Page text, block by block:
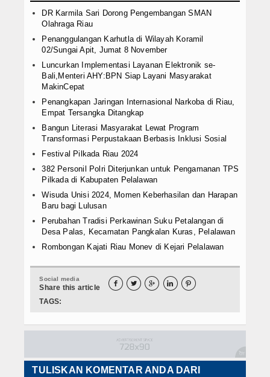
DR Karmila Sari Dorong Pengembangan SMAN
Olahraga Riau
Penanggulangan Karhutla di Wilayah Koramil
02/Sungai Apit, Jumat 8 November
Luncurkan Implementasi Layanan Elektronik se-
Bali,Menteri AHY:BPN Siap Layani Masyarakat
MakinCepat
Penangkapan Jaringan Internasional Narkoba di Riau,
Empat Tersangka Ditangkap
Bangun Literasi Masyarakat Lewat Program
Transformasi Perpustakaan Berbasis Inklusi Sosial
Festival Pilkada Riau 2024
382 Personil Polri Diterjunkan untuk Pengamanan TPS
Pilkada di Kabupaten Pelalawan
Wisuda Unisi 2024, Momen Keberhasilan dan Harapan
Baru bagi Lulusan
Perubahan Tradisi Perkawinan Suku Petalangan di
Desa Palas, Kecamatan Pangkalan Kuras, Pelalawan
Rombongan Kajati Riau Monev di Kejari Pelalawan
Social media
Share this article     
TAGS:
TULISKAN KOMENTAR ANDA DARI